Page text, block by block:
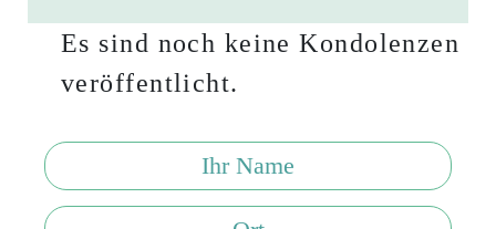
Es sind noch keine Kondolenzen
veröffentlicht.